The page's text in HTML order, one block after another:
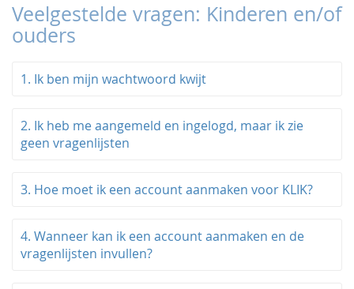
Veelgestelde vragen: Kinderen en/of
ouders
1. Ik ben mijn wachtwoord kwijt
2. Ik heb me aangemeld en ingelogd, maar ik zie
geen vragenlijsten
3. Hoe moet ik een account aanmaken voor KLIK?
4. Wanneer kan ik een account aanmaken en de
vragenlijsten invullen?